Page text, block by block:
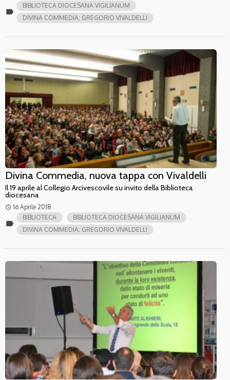
label
BIBLIOTECA DIOCESANA VIGILIANUM
DIVINA COMMEDIA; GREGORIO VIVALDELLI
Divina Commedia, nuova tappa con Vivaldelli
Il 19 aprile al Collegio Arcivescovile su invito della Biblioteca
diocesana
access_time 16 Aprile 2018
label
BIBLIOTECA
BIBLIOTECA DIOCESANA VIGILIANUM
DIVINA COMMEDIA; GREGORIO VIVALDELLI